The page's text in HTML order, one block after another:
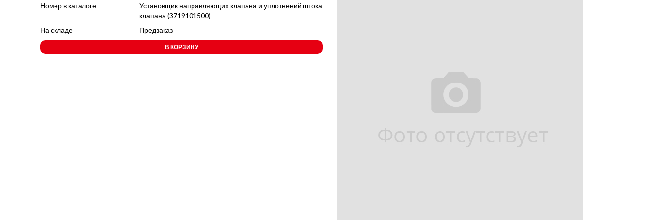
Номер в каталоге
Установщик направляющих клапана и уплотнений штока
клапана (3719101500)
На складе
Предзаказ
В КОРЗИНУ